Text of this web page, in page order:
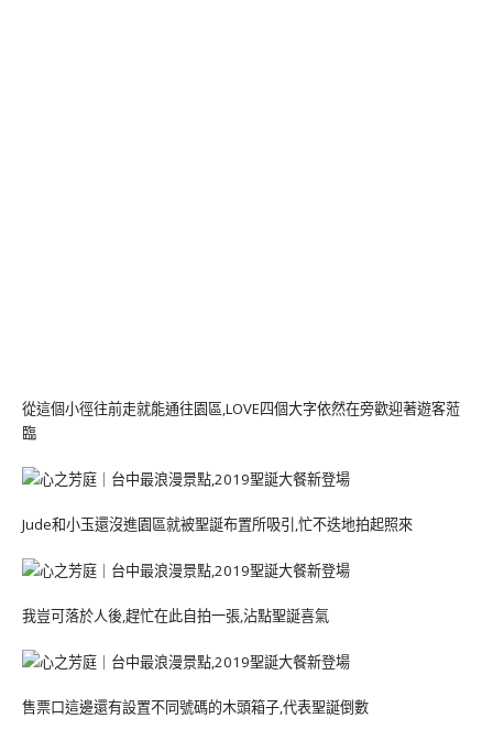
從這個小徑往前走就能通往園區,LOVE四個大字依然在旁歡迎著遊客蒞
臨
Jude和小玉還沒進園區就被聖誕布置所吸引,忙不迭地拍起照來
我豈可落於人後,趕忙在此自拍一張,沾點聖誕喜氣
售票口這邊還有設置不同號碼的木頭箱子,代表聖誕倒數